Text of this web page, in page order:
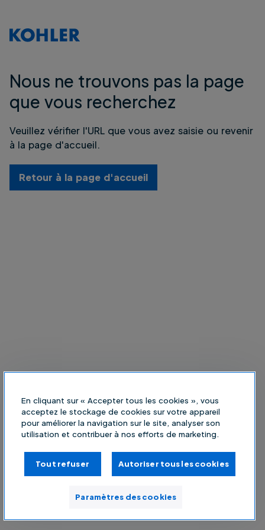
Nous ne trouvons pas la page
que vous recherchez
Veuillez vérifier l'URL que vous avez saisie ou revenir
à la page d'accueil.
Retour à la page d'accueil
En cliquant sur « Accepter tous les cookies », vous
acceptez le stockage de cookies sur votre appareil
pour améliorer la navigation sur le site, analyser son
utilisation et contribuer à nos efforts de marketing.
Tout refuser Autoriser tous les cookies
Paramètres des cookies